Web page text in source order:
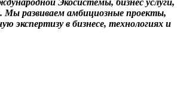
Мы развиваем амбициозные проекты,
экспертизу в бизнесе, технологиях и